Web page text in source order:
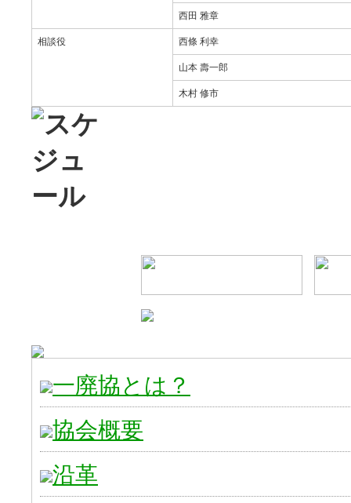
西田 雅章
相談役 西條 利幸
山本 壽一郎
木村 修市
一廃協とは？
協会概要
沿革